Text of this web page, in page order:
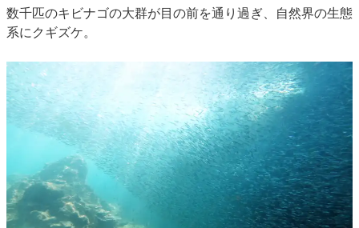
数千匹のキビナゴの大群が目の前を通り過ぎ、自然界の生態
系にクギズケ。